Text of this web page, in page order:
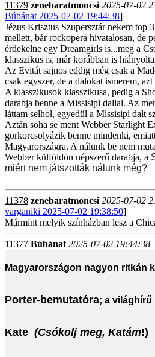
11379 zenebaratmoncsi 2025-07-02
Búbánat 2025-07-02 19:44:38]
Jézus Krisztus Szupersztár nekem top
mellett, bár rockopera hivatalosan, de
érdekelne egy Dreamgirls is...meg a
klasszikus is, már korábban is
Az Evitát sajnos eddig még csak a
csak egyszer, de a dalokat ismerem,
A klasszikusok klasszikusa, pedig a
darabja benne a Missisipi dallal. Az
láttam selhol, egyedül a Missisipi dalt
Aztán soha se ment Webber Starlight
görkorcsolyázik benne mindenki,
Magyarországra. A nálunk be nem
Webber külföldön népszerű darabja, a
miért nem játszották nálunk még?
11378 zenebaratmoncsi 2025-07-02
varganiki 2025-07-02 19:38:50]
Mármint melyik színházban lesz a
11377 Búbánat 2025-07-02 19:44:38
Magyarországon nagyon ritkán
Porter-bemutatóra; a világhírű
Kate (Csókolj meg, Katám!)